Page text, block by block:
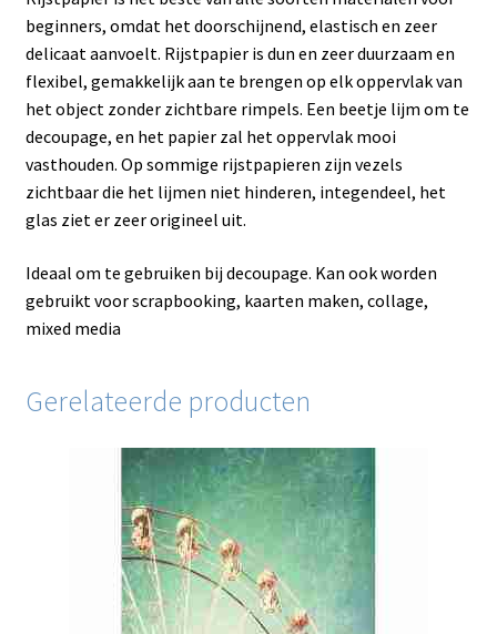
beginners, omdat het doorschijnend, elastisch en zeer
delicaat aanvoelt. Rijstpapier is dun en zeer duurzaam en
flexibel, gemakkelijk aan te brengen op elk oppervlak van
het object zonder zichtbare rimpels. Een beetje lijm om te
decoupage, en het papier zal het oppervlak mooi
vasthouden. Op sommige rijstpapieren zijn vezels
zichtbaar die het lijmen niet hinderen, integendeel, het
glas ziet er zeer origineel uit.
Ideaal om te gebruiken bij decoupage. Kan ook worden
gebruikt voor scrapbooking, kaarten maken, collage,
mixed media
Gerelateerde producten